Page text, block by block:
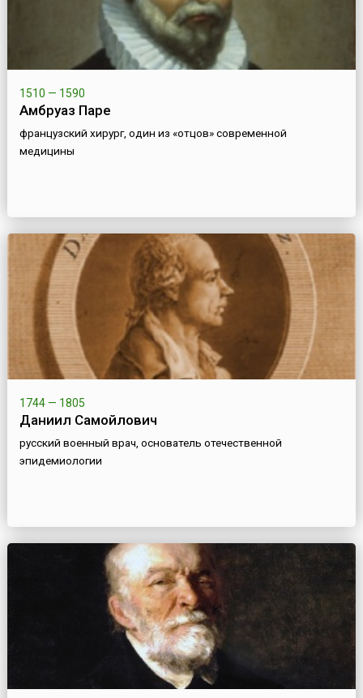
1510 — 1590
Амбруаз Паре
французский хирург, один из «отцов» современной
медицины
1744 — 1805
Даниил Самойлович
русский военный врач, основатель отечественной
эпидемиологии